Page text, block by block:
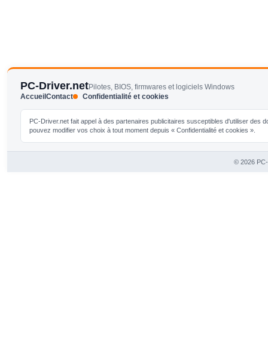
PC-Driver.netPilotes, BIOS, firmwares et logiciels Windows
AccueilContact Confidentialité et cookies
PC-Driver.net fait appel à des partenaires publicitaires susceptibles d'utiliser
pouvez modifier vos choix à tout moment depuis « Confidentialité et cookies ».
© 2026